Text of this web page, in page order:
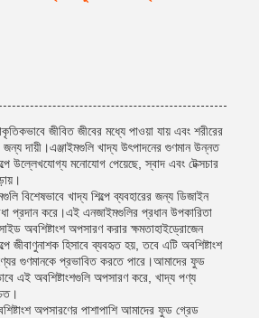
জীবিত জীবের মধ্যে পাওয়া যায় এবং শরীরের
জন্য দায়ী।এঞ্জাইমগুলি খাদ্য উৎপাদনের গুণমান উন্নত
উল্লেখযোগ্য মনোযোগ পেয়েছে, স্বাদ এবং টেক্সচার
বিশেষভাবে খাদ্য শিল্পে ব্যবহারের জন্য ডিজাইন
প্রদান করে।এই এনজাইমগুলির প্রধান উপকারিতা
অবশিষ্টাংশ অপসারণ করার ক্ষমতাহাইড্রোজেন
জীবাণুনাশক হিসাবে ব্যবহৃত হয়, তবে এটি অবশিষ্টাংশ
গুণমানকে প্রভাবিত করতে পারে।আমাদের ফুড
এই অবশিষ্টাংশগুলি অপসারণ করে, খাদ্য পণ্য
অপসারণের পাশাপাশি আমাদের ফুড গ্রেড